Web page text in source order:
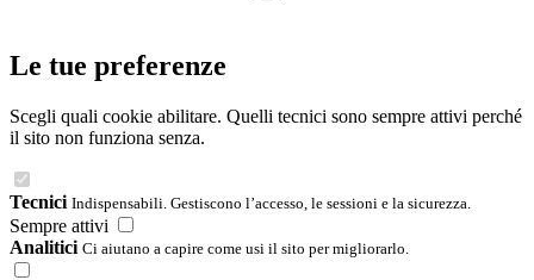
Le tue preferenze
Scegli quali cookie abilitare. Quelli tecnici sono sempre attivi perché
il sito non funziona senza.
Tecnici Indispensabili. Gestiscono l’accesso, le sessioni e la sicurezza.
Sempre attivi
Analitici Ci aiutano a capire come usi il sito per migliorarlo.